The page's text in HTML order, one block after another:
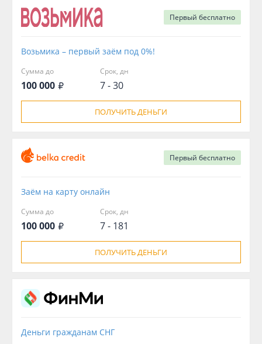
Первый бесплатно
Возьмика – первый заём под 0%!
Сумма до
100 000
Срок, дн
7 - 30
ПОЛУЧИТЬ ДЕНЬГИ
Первый бесплатно
Заём на карту онлайн
Сумма до
100 000
Срок, дн
7 - 181
ПОЛУЧИТЬ ДЕНЬГИ
Деньги гражданам СНГ